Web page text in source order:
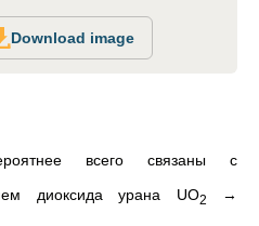
Download image
всего связаны с
диоксида урана UO2 →